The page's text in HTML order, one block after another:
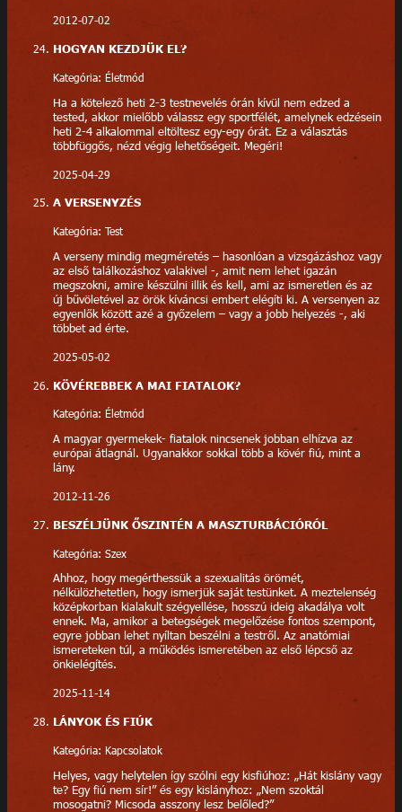
2012-07-02
HOGYAN KEZDJÜK EL?
Kategória: Életmód
Ha a kötelező heti 2-3 testnevelés órán kívül nem edzed a
tested, akkor mielőbb válassz egy sportfélét, amelynek edzésein
heti 2-4 alkalommal eltöltesz egy-egy órát. Ez a választás
többfüggős, nézd végig lehetőségeit. Megéri!
2025-04-29
A VERSENYZÉS
Kategória: Test
A verseny mindig megméretés – hasonlóan a vizsgázáshoz vagy
az első találkozáshoz valakivel -, amit nem lehet igazán
megszokni, amire készülni illik és kell, ami az ismeretlen és az
új bűvöletével az örök kíváncsi embert elégíti ki. A versenyen az
egyenlők között azé a győzelem – vagy a jobb helyezés -, aki
többet ad érte.
2025-05-02
KÖVÉREBBEK A MAI FIATALOK?
Kategória: Életmód
A magyar gyermekek- fiatalok nincsenek jobban elhízva az
európai átlagnál. Ugyanakkor sokkal több a kövér fiú, mint a
lány.
2012-11-26
BESZÉLJÜNK ŐSZINTÉN A MASZTURBÁCIÓRÓL
Kategória: Szex
Ahhoz, hogy megérthessük a szexualitás örömét,
nélkülözhetetlen, hogy ismerjük saját testünket. A meztelenség
középkorban kialakult szégyellése, hosszú ideig akadálya volt
ennek. Ma, amikor a betegségek megelőzése fontos szempont,
egyre jobban lehet nyíltan beszélni a testről. Az anatómiai
ismereteken túl, a működés ismeretében az első lépcső az
önkielégítés.
2025-11-14
LÁNYOK ÉS FIÚK
Kategória: Kapcsolatok
Helyes, vagy helytelen így szólni egy kisfiúhoz: „Hát kislány vagy
te? Egy fiú nem sír!” és egy kislányhoz: „Nem szoktál
mosogatni? Micsoda asszony lesz belőled?”